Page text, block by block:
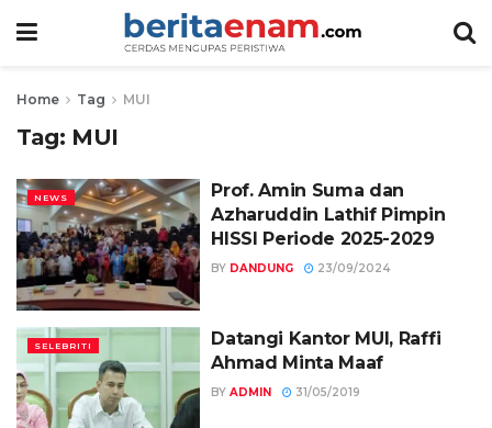
Home Tag MUI
Tag: MUI
NEWS
Prof. Amin Suma dan
Azharuddin Lathif Pimpin
HISSI Periode 2025-2029
BY DANDUNG 23/09/2024
SELEBRITI
Datangi Kantor MUI, Raffi
Ahmad Minta Maaf
BY ADMIN 31/05/2019